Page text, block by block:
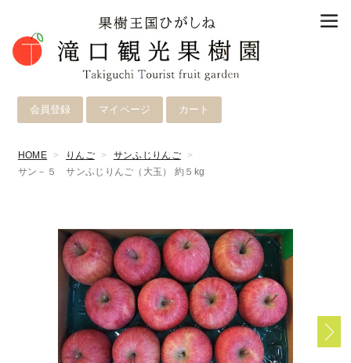
カート
マイページ
会員登録
HOME りんご
サンふじりんご
サン－５ サンふじりんご（大玉） 約５kg